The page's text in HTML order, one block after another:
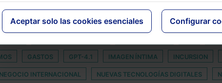
Aceptar solo las cookies esenciales Configurar
PUEDE INTERESAR
GASTOS GPT-4.1 IMAGEN ÍNTIMA INCURSION
NEGOCIO INTERNACIONAL NUEVAS TECNOLOGÍAS DIGITALES